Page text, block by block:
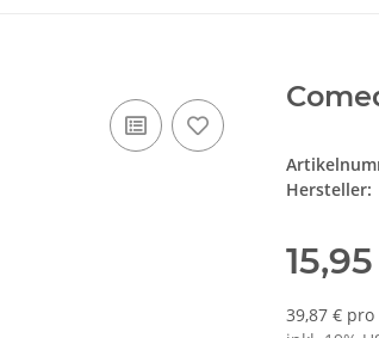
Hersteller:
39,87 € pro